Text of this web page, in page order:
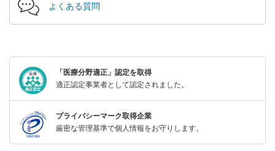
よくある質問
「医療分野適正」認定を取得
適正認定事業者として認定されました。
プライバシーマーク取得企業
厳密な管理基準で個人情報をお守りします。